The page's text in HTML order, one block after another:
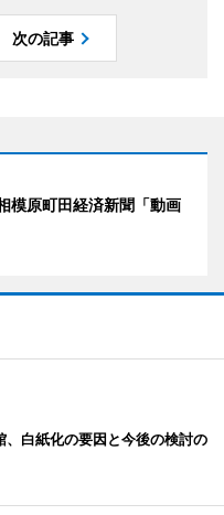
次の記事
模原町田経済新聞「動画
、白紙化の要因と今後の検討の